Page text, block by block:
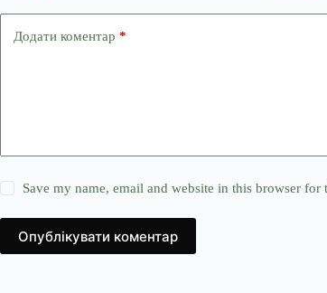
Додати коментар *
Save my name, email and website in this browser for
Опублікувати коментар